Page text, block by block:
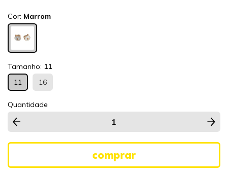
Cor: Marrom
Tamanho: 11
11
16
Quantidade